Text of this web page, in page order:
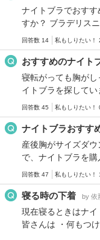
ナイトブラでおす
すか？ ブラデリス
回答数 14 私もしりたい！
おすすめのナイト
寝転がっても胸が
イトブラを探してい
回答数 45 私もしりたい！
ナイトブラおすす
産後胸がサイズダ
で、ナイトブラを購
回答数 47 私もしりたい！
寝る時の下着 by 依
現在寝るときはナイ
皆さんは ・何もつ